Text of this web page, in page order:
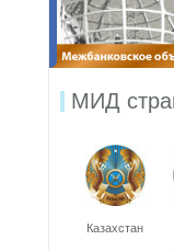
МИД
Казахстан